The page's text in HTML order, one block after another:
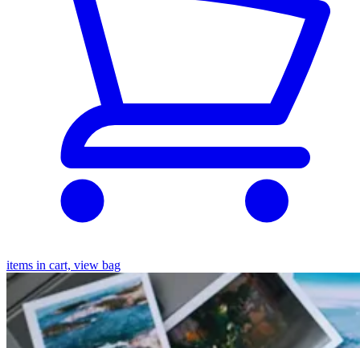
items in cart, view bag